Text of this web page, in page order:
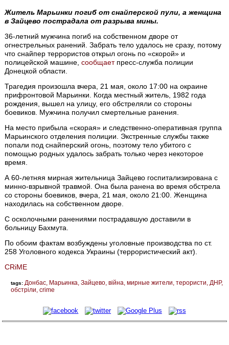
Житель Марьинки погиб от снайперской пули, а женщина
в Зайцево пострадала от разрыва мины.
36-летний мужчина погиб на собственном дворе от
огнестрельных ранений. Забрать тело удалось не сразу, потому
что снайпер террористов открыл огонь по «скорой» и
полицейской машине,сообщаетпресс-служба полиции
Донецкой области.
Трагедия произошла вчера, 21 мая, около 17:00 на окраине
прифронтовой Марьинки. Когда местный житель, 1982 года
рождения, вышел на улицу, его обстреляли со стороны
боевиков. Мужчина получил смертельные ранения.
На место прибыла «скорая» и следственно-оперативная группа
Марьинского отделения полиции. Экстренные службы также
попали под снайперский огонь, поэтому тело убитого с
помощью родных удалось забрать только через некоторое
время.
А 60-летняя мирная жительница Зайцево госпитализирована с
минно-взрывной травмой. Она была ранена во время обстрела
со стороны боевиков, вчера, 21 мая, около 21:00. Женщина
находилась на собственном дворе.
С осколочными ранениями пострадавшую доставили в
больницу Бахмута.
По обоим фактам возбуждены уголовные производства по ст.
258 Уголовного кодекса Украины (террористический акт).
CRiME
tags: Донбас Марьинка Зайцево війна мирные жители терористи ДНР
обстріли crime